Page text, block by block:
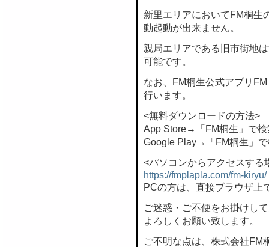
新里エリアにおいてFM桐生
動起動が出来ません。
親局エリアである旧市街地
可能です。
なお、FM桐生公式アプリ
行います。
<無料ダウンロードの方法>
App Store→「FM桐生」で検
Google Play→「FM桐生」
<パソコンからアクセスする
https://fmplapla.com/fm-kiryu/
PCの方は、直接ブラウザ上
ご迷惑・ご不便をお掛けし
よろしくお願い致します。
ご不明な点は、株式会社FM